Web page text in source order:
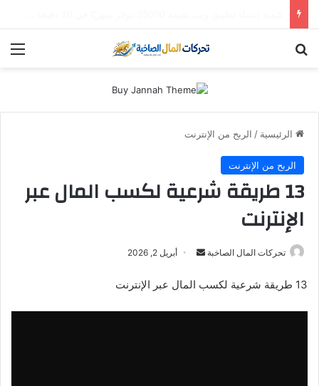
الرئيسية / الربح من الإنترنت
الربح من الإنترنت
13 طريقة شرعية لكسب المال عبر
الإنترنت
تحركات المال الصاخبة
أرسل
إلكترونيا
أبريل 2, 2026
13 طريقة شرعية لكسب المال عبر الإنترنت